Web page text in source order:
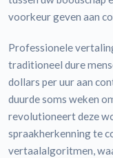
voorkeur geven aan
Professionele
traditioneel dure
dollars per uur aan
duurde soms weken
revolutioneert deze
spraakherkenning te
vertaalalgoritmen,